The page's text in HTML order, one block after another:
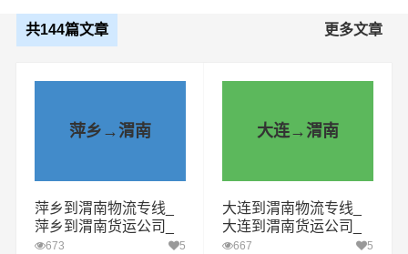
共144篇文章 更多文章
萍乡→渭南
萍乡到渭南物流专线_
萍乡到渭南货运公司_
萍乡至渭南运输专线哪
673 5
大连→渭南
大连到渭南物流专线_
大连到渭南货运公司_
大连至渭南运输专线哪
667 5